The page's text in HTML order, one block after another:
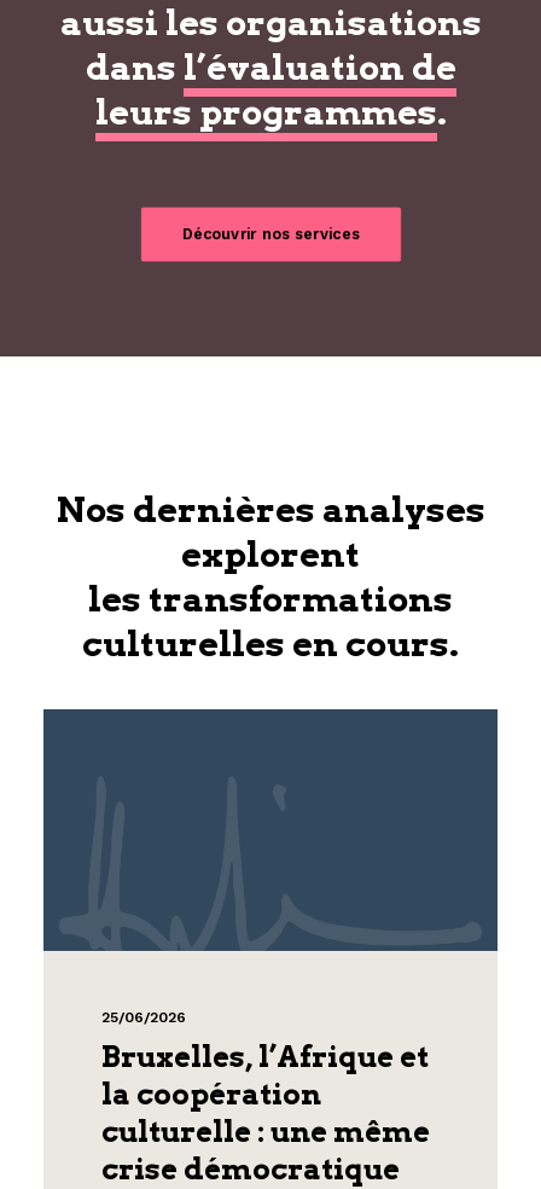
aussi les organisations
dans l’évaluation de
leurs programmes.
Découvrir nos services
Nos dernières analyses
explorent
les transformations
culturelles en cours.
25/06/2026
Bruxelles, l’Afrique et
la coopération
culturelle : une même
crise démocratique